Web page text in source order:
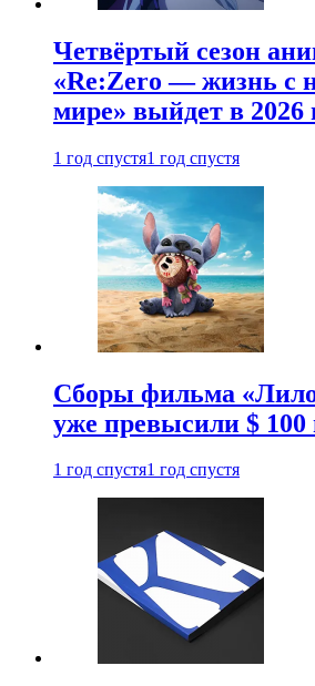
Четвёртый сезон
«Re:Zero — жизнь с
мире» выйдет в 2026
1 год спустя1 год спустя
Сборы фильма
уже превысили $
1 год спустя1 год спустя